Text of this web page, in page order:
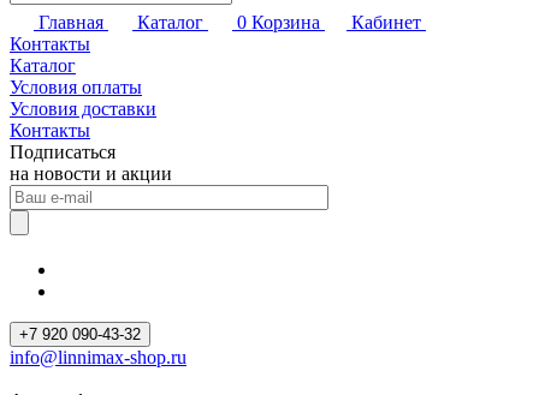
Главная Каталог 0 Корзина
Кабинет
Контакты
Каталог
Условия оплаты
Условия доставки
Контакты
Подписаться
на новости и акции
+7 920 090-43-32
info@linnimax-shop.ru